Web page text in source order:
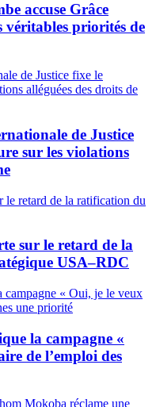
accuse Grâce
priorités de
de Justice
sur les violations
sur le retard de la
USA–RDC
la campagne «
de l’emploi des